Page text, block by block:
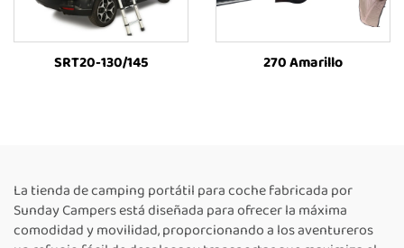
SRT20-130/145 270 Amarillo
La tienda de camping portátil para coche fabricada por
Sunday Campers está diseñada para ofrecer la máxima
comodidad y movilidad, proporcionando a los aventureros